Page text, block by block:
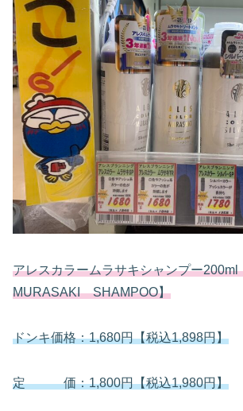
アレスカラームラサキシャンプー
MURASAKI SHAMPOO】
ドンキ価格：1,680円【税込1,898円】
定 価：1,800円【税込1,980円】